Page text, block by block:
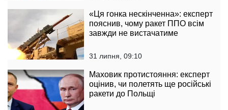
«Ця гонка нескінченна»: експерт
пояснив, чому ракет ППО всім
завжди не вистачатиме
31 липня, 09:10
Маховик протистояння: експерт
оцінив, чи полетять ще російські
ракети до Польщі